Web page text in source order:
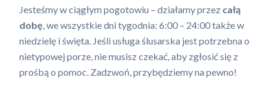
Jesteśmy w ciągłym pogotowiu – działamy przez całą
dobę , we wszystkie dni tygodnia: 6:00 – 24:00 także w
niedzielę i święta. Jeśli usługa ślusarska jest potrzebna o
nietypowej porze, nie musisz czekać, aby zgłosić się z
prośbą o pomoc. Zadzwoń, przybędziemy na pewno!